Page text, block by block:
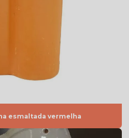
esmaltada vermelha